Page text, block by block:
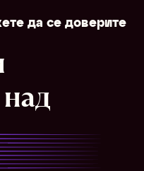
да се доверите